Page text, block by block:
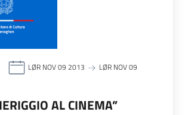
LØR NOV 09 2013
LØR NOV 09
AL CINEMA”